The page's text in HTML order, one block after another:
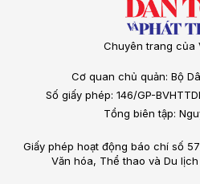
Chuyên trang của
Cơ quan chủ quản: Bộ
Số giấy phép: 146/GP-
Tổng biên tập:
Giấy phép hoạt động báo chí số
Văn hóa, Thể thao và Du